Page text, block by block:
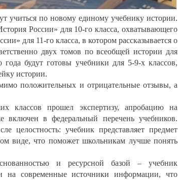
учиться по новому единому учебнику истории.
России» для 10-го класса, охватывающего
для 11-го класса, в котором рассказывается о
двух томов по всеобщей истории для
будут готовы учебники для 5-9-х классов,
истории.
положительных и отрицательные отзывы, а
классов прошел экспертизу, апробацию на
включен в федеральный перечень учебников.
целостность: учебник представляет предмет
виде, что поможет школьникам лучше понять
и ресурсной базой – учебник
на современные источники информации, что